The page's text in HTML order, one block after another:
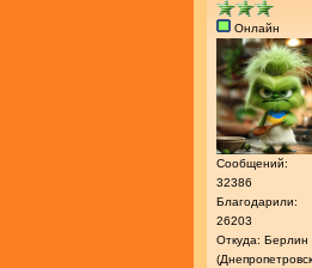
Онлайн
Сообщений:
32386
Благодарили:
26203
Откуда: Берлин